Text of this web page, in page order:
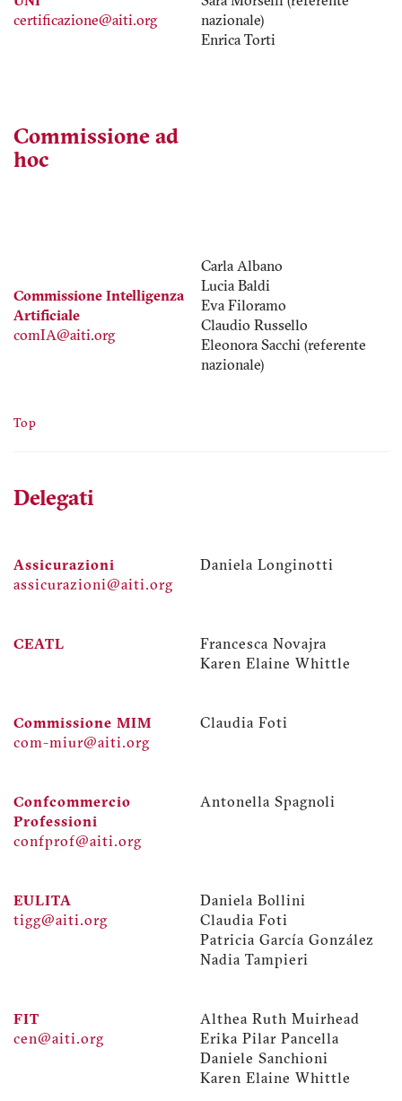
certificazione@aiti.org
nazionale)
Enrica Torti
Commissione ad
hoc
Commissione Intelligenza
Artificiale
comIA@aiti.org
Carla Albano
Lucia Baldi
Eva Filoramo
Claudio Russello
Eleonora Sacchi (referente
nazionale)
Top
Delegati
Assicurazioni
assicurazioni@aiti.org
Daniela Longinotti
CEATL
Francesca Novajra
Karen Elaine Whittle
Commissione MIM
com-miur@aiti.org
Claudia Foti
Confcommercio
Professioni
confprof@aiti.org
Antonella Spagnoli
EULITA
tigg@aiti.org
Daniela Bollini
Claudia Foti
Patricia García González
Nadia Tampieri
FIT
cen@aiti.org
Althea Ruth Muirhead
Erika Pilar Pancella
Daniele Sanchioni
Karen Elaine Whittle